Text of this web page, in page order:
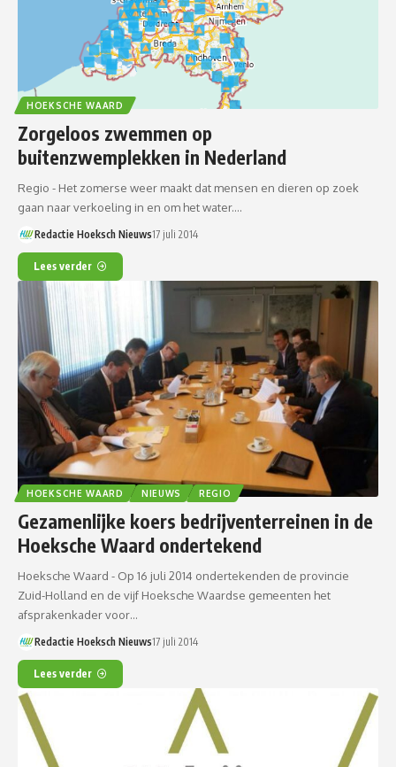
HOEKSCHE WAARD
Zorgeloos zwemmen op
buitenzwemplekken in Nederland
Regio - Het zomerse weer maakt dat mensen en dieren op zoek
gaan naar verkoeling in en om het water.…
Redactie Hoeksch Nieuws17 juli 2014
Lees verder
HOEKSCHE WAARD NIEUWS REGIO
Gezamenlijke koers bedrijventerreinen in de
Hoeksche Waard ondertekend
Hoeksche Waard - Op 16 juli 2014 ondertekenden de provincie
Zuid-Holland en de vijf Hoeksche Waardse gemeenten het
afsprakenkader voor…
Redactie Hoeksch Nieuws17 juli 2014
Lees verder